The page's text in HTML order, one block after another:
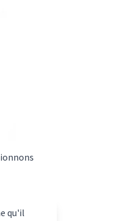
qu'il